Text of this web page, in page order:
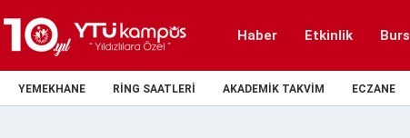
Haber Etkinlik Burs
YEMEKHANE RING SAATLERI AKADEMIK TAKVIM ECZANE